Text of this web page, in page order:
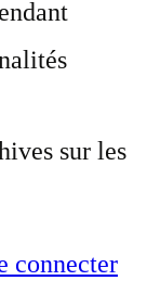
sur les
connecter